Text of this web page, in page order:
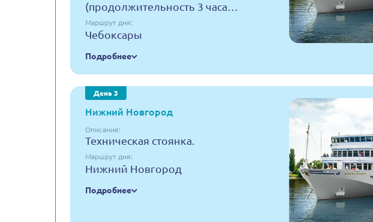
(продолжительность 3 часа…
Маршрут дня:
Чебоксары
Подробнее
День 3
Нижний Новгород
Описание:
Техническая стоянка.
Маршрут дня:
Нижний Новгород
Подробнее